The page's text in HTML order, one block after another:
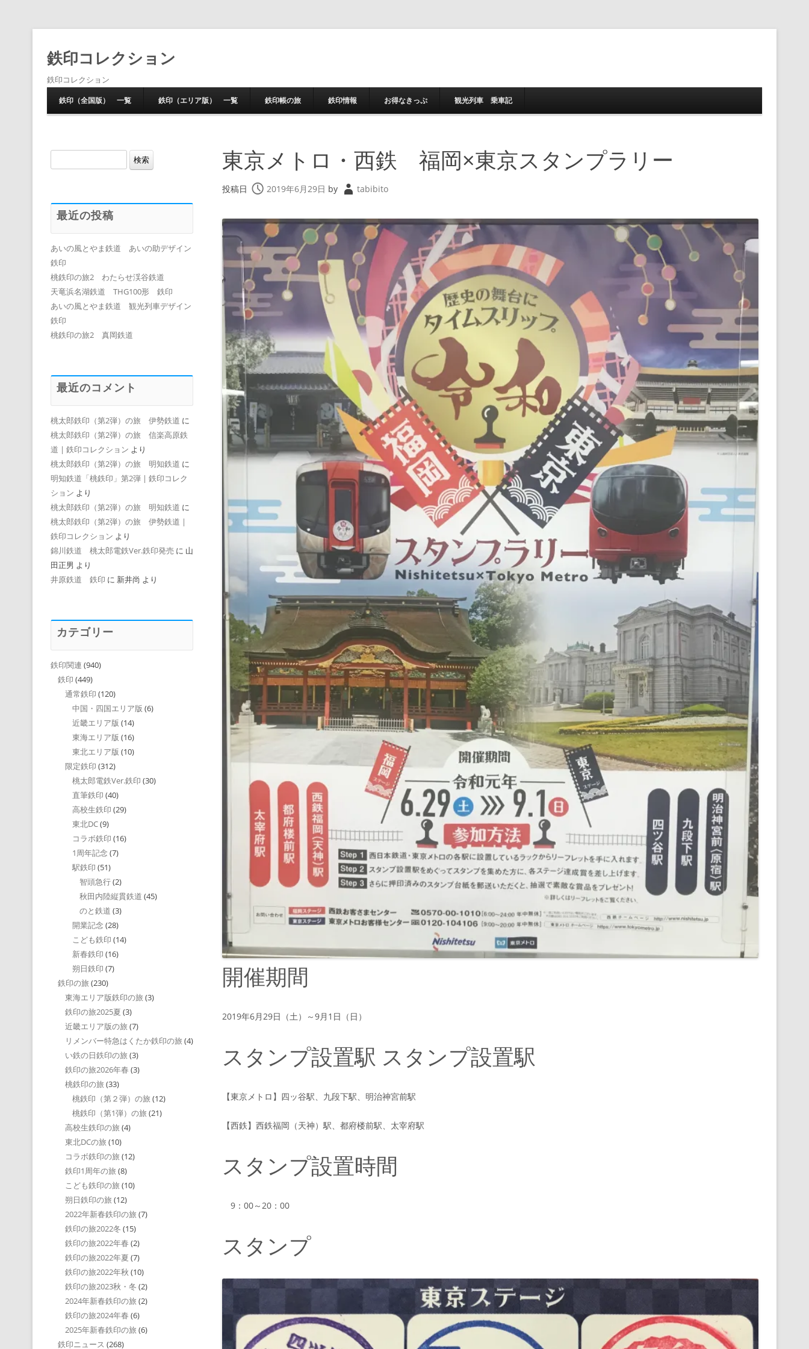
鉄印コレクション
鉄印コレクション
鉄印（全国版） 一覧 鉄印（エリア版） 一覧 鉄印帳の旅 鉄印情報 お得なきっぷ 観光列車 乗車記
東京メトロ・西鉄 福岡×東京スタンプラリー
投稿日 2019年6月29日 by tabibito
開催期間
2019年6月29日（土）～9月1日（日）
スタンプ設置駅 スタンプ設置駅
【東京メトロ】四ッ谷駅、九段下駅、明治神宮前駅
【西鉄】西鉄福岡（天神）駅、都府楼前駅、太宰府駅
スタンプ設置時間
9：00～20：00
スタンプ
索:
最近の投稿
あいの風とやま鉄道 あいの助デザイン
鉄印
桃鉄印の旅2 わたらせ渓谷鉄道
天竜浜名湖鉄道 THG100形 鉄印
あいの風とやま鉄道 観光列車デザイン
鉄印
桃鉄印の旅2 真岡鉄道
最近のコメント
桃太郎鉄印（第2弾）の旅 伊勢鉄道 に
桃太郎鉄印（第2弾）の旅 信楽高原鉄
道 | 鉄印コレクション より
桃太郎鉄印（第2弾）の旅 明知鉄道 に
明知鉄道「桃鉄印」第2弾 | 鉄印コレク
ション より
桃太郎鉄印（第2弾）の旅 明知鉄道 に
桃太郎鉄印（第2弾）の旅 伊勢鉄道 |
鉄印コレクション より
錦川鉄道 桃太郎電鉄Ver.鉄印発売 に 山
田正男 より
井原鉄道 鉄印 に 新井尚 より
カテゴリー
鉄印関連 (940)
鉄印 (449)
通常鉄印 (120)
中国・四国エリア版 (6)
近畿エリア版 (14)
東海エリア版 (16)
東北エリア版 (10)
限定鉄印 (312)
桃太郎電鉄Ver.鉄印 (30)
直筆鉄印 (40)
高校生鉄印 (29)
東北DC(9)
コラボ鉄印 (16)
1周年記念 (7)
駅鉄印 (51)
智頭急行(2)
秋田内陸縦貫鉄道 (45)
のと鉄道 (3)
開業記念 (28)
こども鉄印 (14)
新春鉄印 (16)
朔日鉄印 (7)
鉄印の旅 (230)
東海エリア版鉄印の旅 (3)
鉄印の旅2025夏 (3)
近畿エリア版の旅 (7)
リメンバー特急はくたか鉄印の旅 (4)
い鉄の日鉄印の旅 (3)
鉄印の旅2026年春 (3)
桃鉄印の旅 (33)
桃鉄印（第２弾）の旅 (12)
桃鉄印（第1弾）の旅 (21)
高校生鉄印の旅 (4)
東北DCの旅 (10)
コラボ鉄印の旅 (12)
鉄印1周年の旅 (8)
こども鉄印の旅 (10)
朔日鉄印の旅 (12)
2022年新春鉄印の旅 (7)
鉄印の旅2022冬 (15)
鉄印の旅2022年春 (2)
鉄印の旅2022年夏 (7)
鉄印の旅2022年秋 (10)
鉄印の旅2023秋・冬 (2)
2024年新春鉄印の旅 (2)
鉄印の旅2024年春 (6)
2025年新春鉄印の旅 (6)
鉄印ニュース (268)